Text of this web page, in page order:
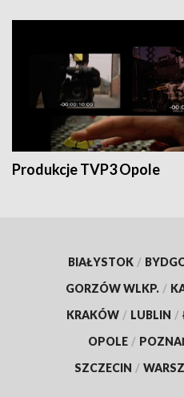
Produkcje TVP3 Opole
BIAŁYSTOK /
GORZÓW WLKP. /
KRAKÓW / LUBLIN /
OPOLE /
SZCZECIN /